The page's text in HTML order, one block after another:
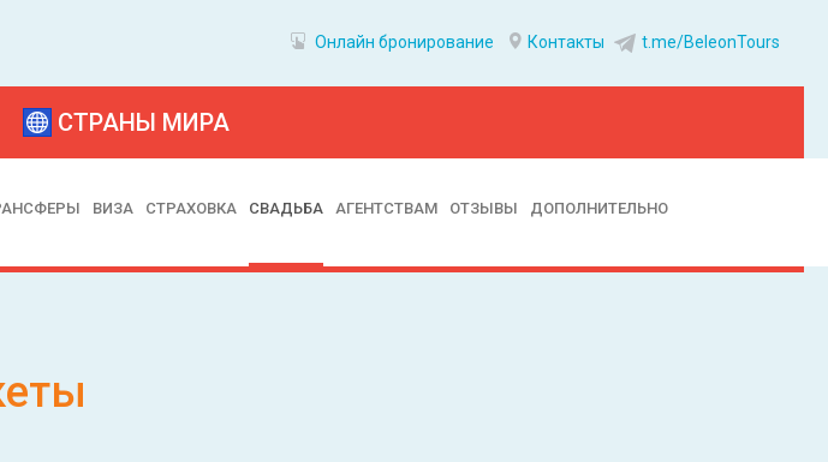
Онлайн бронирование Контакты t.me/BeleonTours
СТРАНЫ МИРА
ВИЗА СТРАХОВКА СВАДЬБА АГЕНТСТВАМ ОТЗЫВЫ ДОПОЛНИТЕЛЬНО